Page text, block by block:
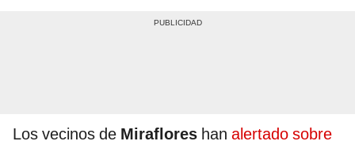
Los vecinos de Miraflores han alertado sobre